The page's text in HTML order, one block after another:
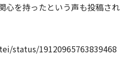
心を持ったという声も投稿され
status/19120965763839468